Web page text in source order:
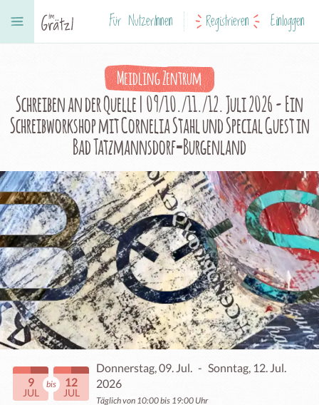
Für NutzerInnen Registrieren Einloggen
Meidling Zentrum
Schreiben an der Quelle | 09/10./11./12. Juli 2026 - Ein
Schreibworkshop mit Cornelia Stahl und Special Guest in
Bad Tatzmannsdorf=Burgenland
9
JUL
bis 12
JUL
Donnerstag, 09. Jul. - Sonntag, 12. Jul.
2026
Täglich von 10:00 bis 19:00 Uhr